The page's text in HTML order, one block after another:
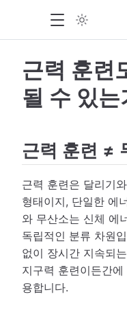
근력 훈련
될 수 있는
근력 훈련 ≠
근력 훈련은 달리기
형태이지, 단일한 에
와 무산소는 신체 에
독립적인 분류 차원
없이 장시간 지속되
지구력 훈련이든간
용합니다.